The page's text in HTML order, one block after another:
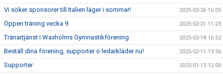
Vi söker sponsorer till Italien läger i sommar! 2025-02-26 16:05
Öppen träning vecka 9 2025-02-21 11:23
Tränartjänst i Waxholms Gymnastikförening 2025-02-18 16:52
Beställ dina förening, supporter o ledarkläder nu! 2025-02-11 13:56
Supporter 2025-01-13 12:00